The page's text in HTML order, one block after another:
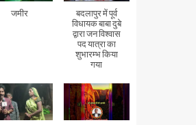
जमीर
बदलापुर में पूर्व
विधायक बाबा दुबे
द्वारा जन विश्वास
पद यात्रा का
शुभारम्भ किया
गया